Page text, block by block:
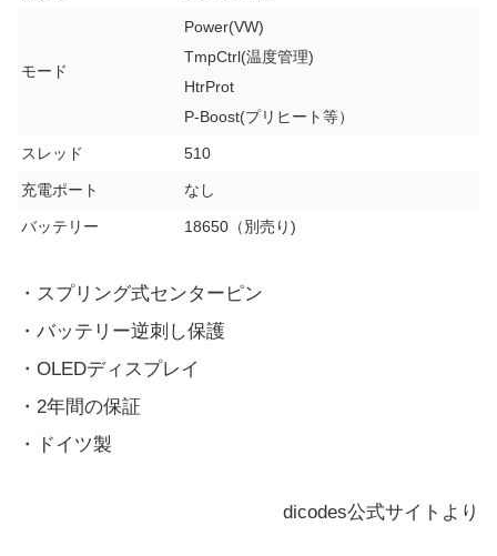
モード
Power(VW)
TmpCtrl(温度管理)
HtrProt
P-Boost(プリヒート等）
スレッド 510
充電ポート なし
バッテリー 18650（別売り)
・スプリング式センターピン
・バッテリー逆刺し保護
・OLEDディスプレイ
・2年間の保証
・ドイツ製
dicodes公式サイトより